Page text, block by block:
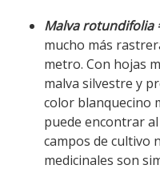
Malva rotundifolia
mucho más
metro. Con hojas
malva silvestre y
color blanquecino
puede encontrar
campos de cultivo
medicinales son